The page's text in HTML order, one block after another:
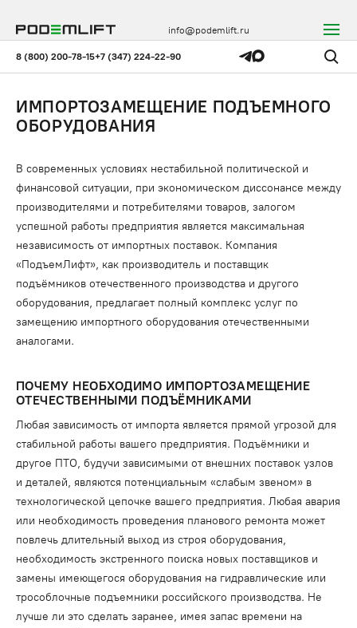
8 (800) 200-78-15+7 (347) 224-22-90
info@podemlift.ru
ИМПОРТОЗАМЕЩЕНИЕ ПОДЪЕМНОГО
ОБОРУДОВАНИЯ
В современных условиях нестабильной политической и
финансовой ситуации, при экономическом диссонансе между
производителями и потребителями товаров, залогом
успешной работы предприятия является максимальная
независимость от импортных поставок. Компания
«ПодъемЛифт», как производитель и поставщик
подъёмников отечественного производства и другого
оборудования, предлагает полный комплекс услуг по
замещению импортного оборудования отечественными
аналогами.
ПОЧЕМУ НЕОБХОДИМО ИМПОРТОЗАМЕЩЕНИЕ
ОТЕЧЕСТВЕННЫМИ ПОДЪЁМНИКАМИ
Любая зависимость от импорта является прямой угрозой для
стабильной работы вашего предприятия. Подъёмники и
другое ПТО, будучи зависимыми от внешних поставок узлов
и деталей, являются потенциальным «слабым звеном» в
технологической цепочке вашего предприятия. Любая авария
или необходимость проведения планового ремонта может
повлечь длительный выход из строя оборудования,
необходимость экстренного поиска новых поставщиков и
замены имеющегося оборудования на гидравлические или
трособлочные подъемники российского производства. Не
лучше ли это сделать заранее, имея запас времени на